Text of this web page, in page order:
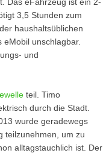
3,5 Stunden zum
haushaltsüblichen
eMobil unschlagbar.
und
teil. Timo
durch die Stadt.
wurde geradewegs
teilzunehmen, um zu
alltagstauchlich ist. Der